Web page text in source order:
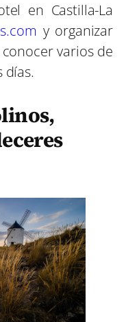
en Castilla-La
y organizar
varios de
días.